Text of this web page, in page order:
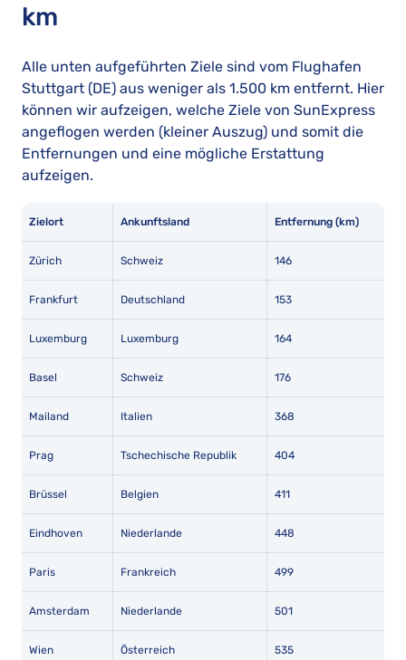
km
Alle unten aufgeführten Ziele sind vom Flughafen
Stuttgart (DE) aus weniger als 1.500 km entfernt. Hier
können wir aufzeigen, welche Ziele von SunExpress
angeflogen werden (kleiner Auszug) und somit die
Entfernungen und eine mögliche Erstattung
aufzeigen.
Zielort Ankunftsland Entfernung (km)
Zürich Schweiz 146
Frankfurt Deutschland 153
Luxemburg Luxemburg 164
Basel Schweiz 176
Mailand Italien 368
Prag Tschechische Republik 404
Brüssel Belgien 411
Eindhoven Niederlande 448
Paris Frankreich 499
Amsterdam Niederlande 501
Wien Österreich 535